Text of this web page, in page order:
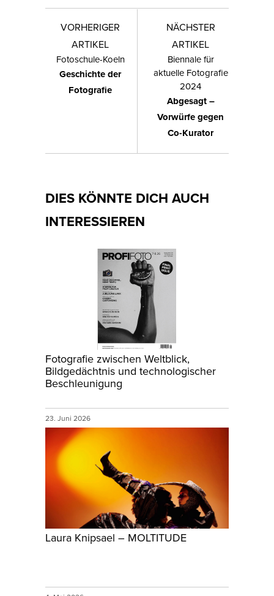
VORHERIGER
ARTIKEL
Fotoschule-Koeln
Geschichte der
Fotografie
NÄCHSTER
ARTIKEL
Biennale für
aktuelle Fotografie
2024
Abgesagt –
Vorwürfe gegen
Co-Kurator
DIES KÖNNTE DICH AUCH
INTERESSIEREN
Fotografie zwischen Weltblick,
Bildgedächtnis und technologischer
Beschleunigung
23. Juni 2026
Laura Knipsael – MOLTITUDE